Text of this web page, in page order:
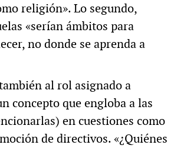
religión». Lo segundo,
«serían ámbitos para
no donde se aprenda a
al rol asignado a
concepto que engloba a las
en cuestiones como
de directivos. «¿Quiénes